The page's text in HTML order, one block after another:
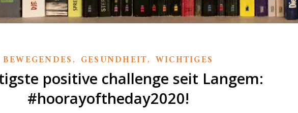
BEWEGENDES, GESUNDHEIT, WICHTIGES
positive challenge seit Langem:
#hoorayoftheday2020!